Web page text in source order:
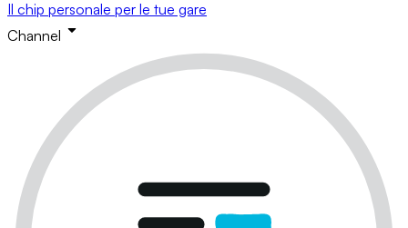
Il chip personale per le tue gare
Channel